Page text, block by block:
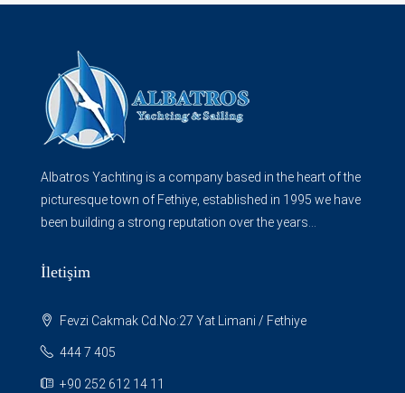
Albatros Yachting is a company based in the heart of the
picturesque town of Fethiye, established in 1995 we have
been building a strong reputation over the years...
İletişim
Fevzi Cakmak Cd.No:27 Yat Limani / Fethiye
444 7 405
+90 252 612 14 11